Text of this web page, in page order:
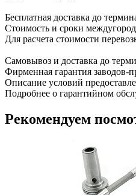
Бесплатная доставка до
Стоимость и сроки
Для расчета стоимости
Самовывоз и доставка до
Фирменная гарантия заводов-
Описание условий
Подробнее о гарантийном
Рекомендуем